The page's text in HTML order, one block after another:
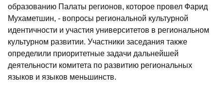
образованию Палаты регионов, которое провел Фарид
Мухаметшин, - вопросы региональной культурной
идентичности и участия университетов в региональном
культурном развитии. Участники заседания также
определили приоритетные задачи дальнейшей
деятельности комитета по развитию региональных
языков и языков меньшинств.